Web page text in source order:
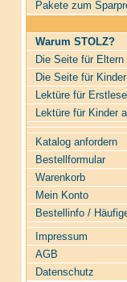
Pakete zum
Warum STOLZ?
Die Seite für Eltern
Die Seite für Kinder
Lektüre für
Lektüre für Kinder
Katalog anfordern
Bestellformular
Warenkorb
Mein Konto
Bestellinfo /
Impressum
AGB
Datenschutz